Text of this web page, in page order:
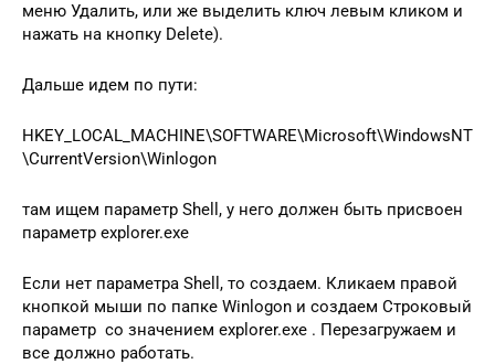
меню Удалить, или же выделить ключ левым кликом и
нажать на кнопку Delete).
Дальше идем по пути:
HKEY_LOCAL_MACHINE\SOFTWARE\Microsoft\WindowsNT
\CurrentVersion\Winlogon
там ищем параметр Shell, у него должен быть присвоен
параметр explorer.exe
Если нет параметра Shell, то создаем. Кликаем правой
кнопкой мыши по папке Winlogon и создаем Строковый
параметр со значением explorer.exe . Перезагружаем и
все должно работать.